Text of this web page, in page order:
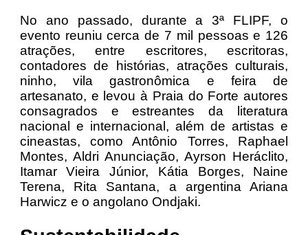
No ano passado, durante a 3ª FLIPF, o
evento reuniu cerca de 7 mil pessoas e 126
atrações, entre escritores, escritoras,
contadores de histórias, atrações culturais,
ninho, vila gastronômica e feira de
artesanato, e levou à Praia do Forte autores
consagrados e estreantes da literatura
nacional e internacional, além de artistas e
cineastas, como Antônio Torres, Raphael
Montes, Aldri Anunciação, Ayrson Heráclito,
Itamar Vieira Júnior, Kátia Borges, Naine
Terena, Rita Santana, a argentina Ariana
Harwicz e o angolano Ondjaki.